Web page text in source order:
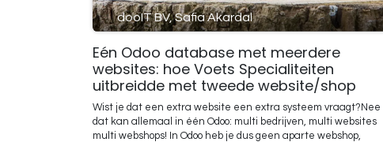
dooIT BV, Safia Akardal
Eén Odoo database met meerdere
websites: hoe Voets Specialiteiten
uitbreidde met tweede website/shop
Wist je dat een extra website een extra systeem vraagt?Nee
dat kan allemaal in één Odoo: multi bedrijven, multi websites
multi webshops! In Odoo heb je dus geen aparte webshop,